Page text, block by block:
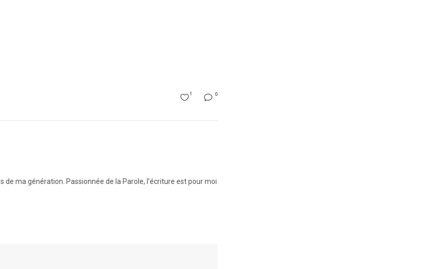
0
1
ma génération. Passionnée de la Parole, l’écriture est pour moi